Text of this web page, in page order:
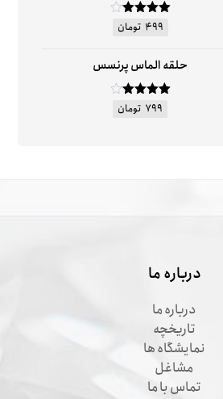
امتیاز
۴۹۹ تومان
حلقه الماس پرنسس
امتیاز
۷۹۹ تومان
درباره ما
درباره ما
تاریخچه
نمایشگاه ها
مشاغل
تماس با ما